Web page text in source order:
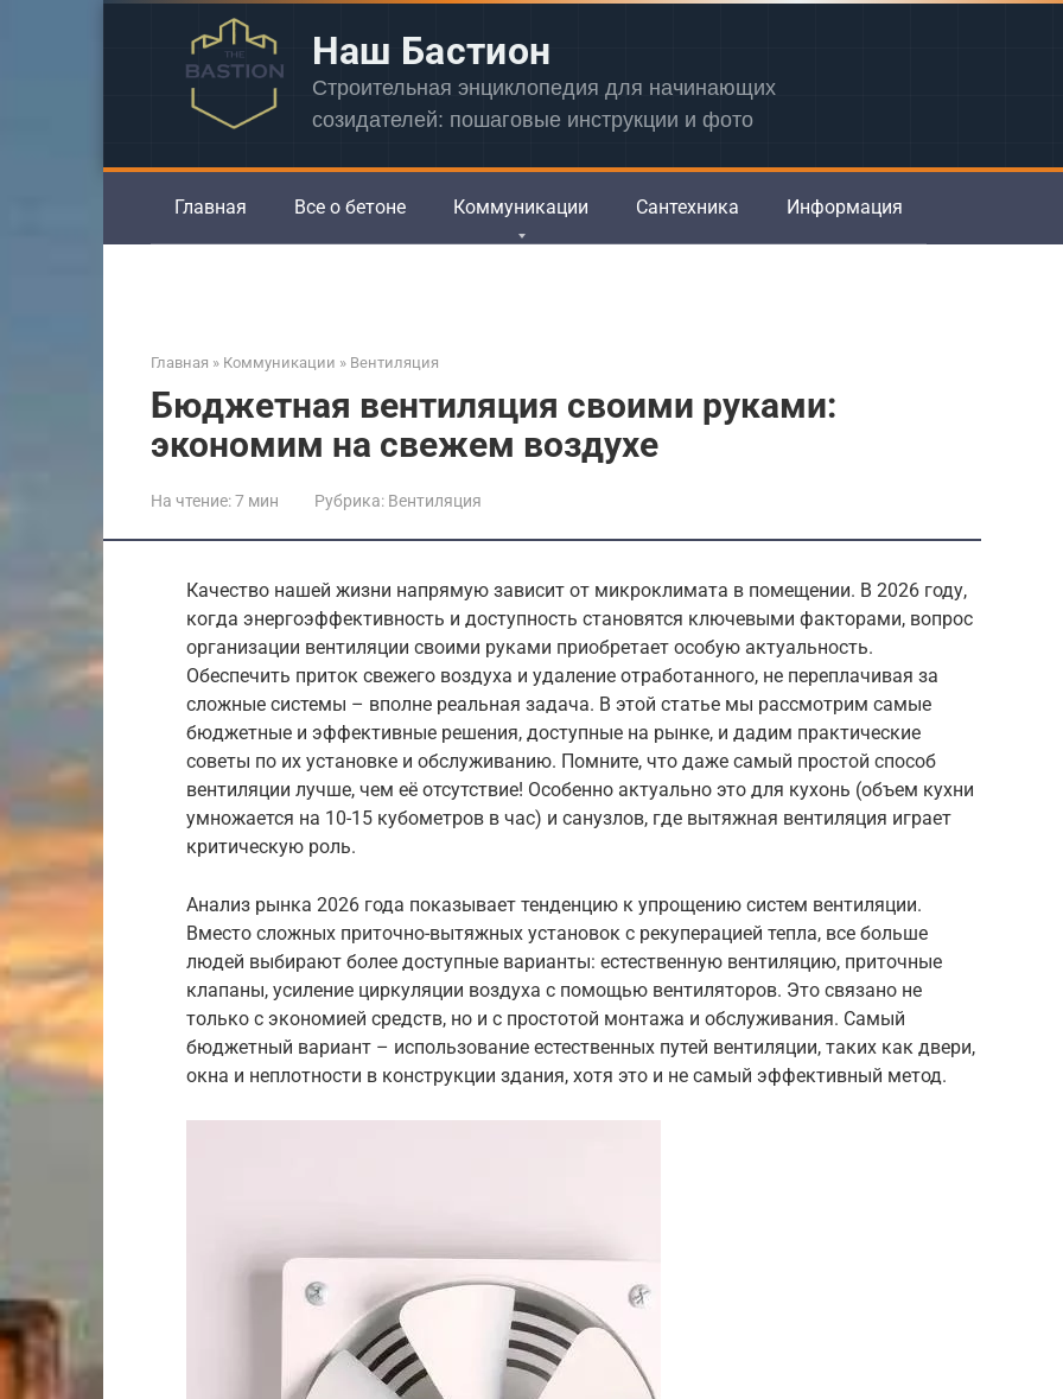
Наш Бастион
Строительная энциклопедия для начинающих
созидателей: пошаговые инструкции и фото
Главная Все о бетоне Коммуникации Сантехника Информация
Главная » Коммуникации » Вентиляция
Бюджетная вентиляция своими руками:
экономим на свежем воздухе
На чтение:7 мин Рубрика: Вентиляция
Качество нашей жизни напрямую зависит от микроклимата в помещении. В 2026 году,
когда энергоэффективность и доступность становятся ключевыми факторами, вопрос
организации вентиляции своими руками приобретает особую актуальность.
Обеспечить приток свежего воздуха и удаление отработанного, не переплачивая за
сложные системы – вполне реальная задача. В этой статье мы рассмотрим самые
бюджетные и эффективные решения, доступные на рынке, и дадим практические
советы по их установке и обслуживанию. Помните, что даже самый простой способ
вентиляции лучше, чем её отсутствие! Особенно актуально это для кухонь (объем кухни
умножается на 10-15 кубометров в час) и санузлов, где вытяжная вентиляция играет
критическую роль.
Анализ рынка 2026 года показывает тенденцию к упрощению систем вентиляции.
Вместо сложных приточно-вытяжных установок с рекуперацией тепла, все больше
людей выбирают более доступные варианты: естественную вентиляцию, приточные
клапаны, усиление циркуляции воздуха с помощью вентиляторов. Это связано не
только с экономией средств, но и с простотой монтажа и обслуживания. Самый
бюджетный вариант – использование естественных путей вентиляции, таких как двери,
окна и неплотности в конструкции здания, хотя это и не самый эффективный метод.